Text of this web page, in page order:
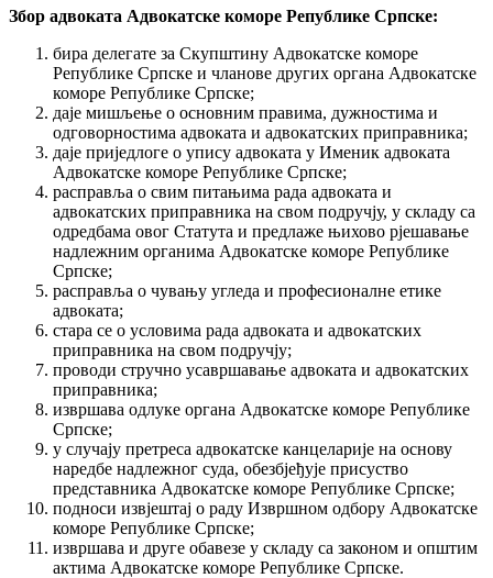
Збор адвоката Адвокатске коморе Републике Српске:
бира делегате за Скупштину Адвокатске коморе
Републике Српске и чланове других органа Адвокатске
коморе Републике Српске;
даје мишљење о основним правима, дужностима и
одговорностима адвоката и адвокатских приправника;
даје приједлоге о упису адвоката у Именик адвоката
Адвокатске коморе Републике Српске;
расправља о свим питањима рада адвоката и
адвокатских приправника на свом подручју, у складу са
одредбама овог Статута и предлаже њихово рјешавање
надлежним органима Адвокатске коморе Републике
Српске;
расправља о чувању угледа и професионалне етике
адвоката;
стара се о условима рада адвоката и адвокатских
приправника на свом подручју;
проводи стручно усавршавање адвоката и адвокатских
приправника;
извршава одлуке органа Адвокатске коморе Републике
Српске;
у случају претреса адвокатске канцеларије на основу
наредбе надлежног суда, обезбјеђује присуство
представника Адвокатске коморе Републике Српске;
подноси извјештај о раду Извршном одбору Адвокатске
коморе Републике Српске;
извршава и друге обавезе у складу са законом и општим
актима Адвокатске коморе Републике Српске.